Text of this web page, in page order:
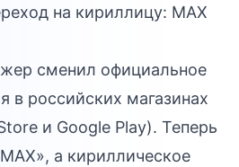
на кириллицу: MAX
сменил официальное
в российских магазинах
и Google Play). Теперь
а кириллическое